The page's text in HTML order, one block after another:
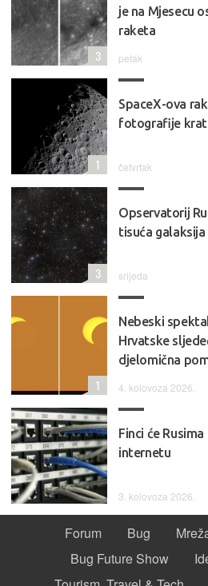
je na Mjesecu
raketa
petak
3
SpaceX-ova
fotografije
četvrtak
1
Opservatorij
tisuća
srijeda
3
Nebeski
Hrvatske
djelomična
4. kolovoza 2026.
1
Finci će
internetu
3. kolovoza 2026.
Forum Bug
Bug Future Show